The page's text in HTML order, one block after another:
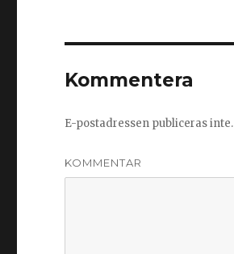
Kommentera
E-postadressen publiceras inte.
KOMMENTAR